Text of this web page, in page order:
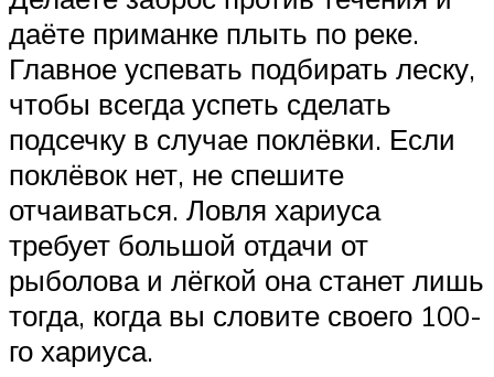
даёте приманке плыть по реке.
Главное успевать подбирать леску,
чтобы всегда успеть сделать
подсечку в случае поклёвки. Если
поклёвок нет, не спешите
отчаиваться. Ловля хариуса
требует большой отдачи от
рыболова и лёгкой она станет лишь
тогда, когда вы словите своего 100-
го хариуса.